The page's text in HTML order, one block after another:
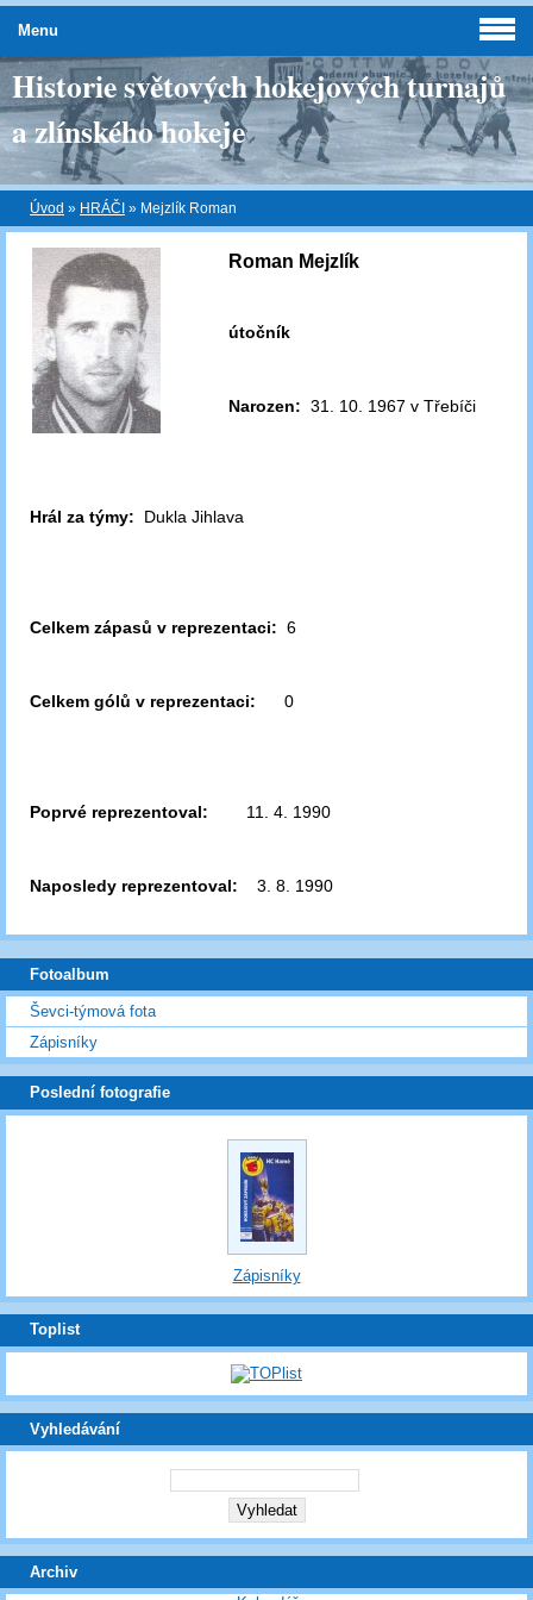
Historie světových hokejových turnajů
a zlínského hokeje
Úvod » HRÁČI » Mejzlík Roman
Roman Mejzlík
útočník
Narozen: 31. 10. 1967 v Třebíči
Hrál za týmy: Dukla Jihlava
Celkem zápasů v reprezentaci: 6
Celkem gólů v reprezentaci: 0
Poprvé reprezentoval: 11. 4. 1990
Naposledy reprezentoval: 3. 8. 1990
Menu
Fotoalbum
Ševci-týmová fota
Zápisníky
Poslední fotografie
Zápisníky
Toplist
Vyhledávání
Archiv